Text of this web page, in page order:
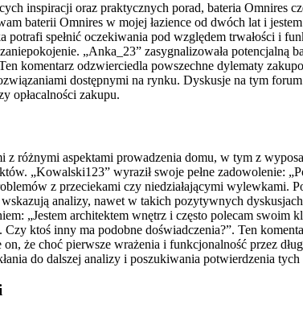
inspiracji oraz praktycznych porad, bateria Omnires
baterii Omnires w mojej łazience od dwóch lat i
spełnić oczekiwania pod względem trwałości i
„Anka_23” zasygnalizowała potencjalną
komentarz odzwierciedla powszechne dylematy
dostępnymi na rynku. Dyskusje na tym
opłacalności zakupu.
aspektami prowadzenia domu, w tym z
„Kowalski123” wyraził swoje pełne zadowolenie:
z przeciekami czy niedziałającymi wylewkami.
analizy, nawet w takich pozytywnych
„Jestem architektem wnętrz i często polecam swoim
ktoś inny ma podobne doświadczenia?”. Ten
że choć pierwsze wrażenia i funkcjonalność przez
do dalszej analizy i poszukiwania potwierdzenia